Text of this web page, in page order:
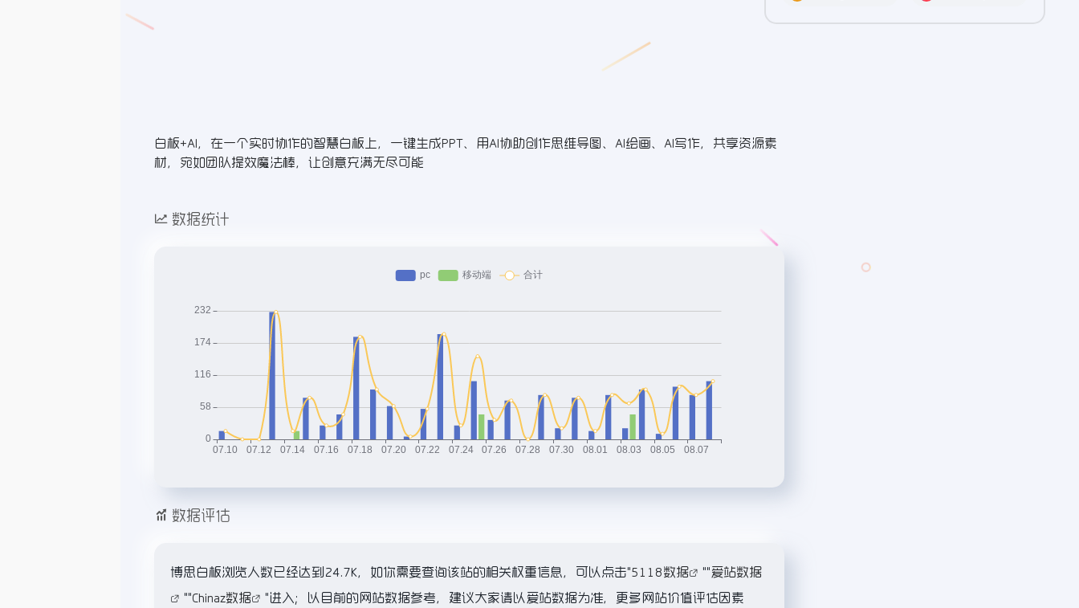
白板+AI，在一个实时协作的智慧白板上，一键生成PPT、用AI协助创作思维导图、AI绘画、AI写作，共享资源素
材，宛如团队提效魔法棒，让创意充满无尽可能
数据统计
数据评估
博思白板浏览人数已经达到24.7K，如你需要查询该站的相关权重信息，可以点击"5118数据 ""爱站数据
""Chinaz数据
"进入；以目前的网站数据参考，建议大家请以爱站数据为准，更多网站价值评估因素